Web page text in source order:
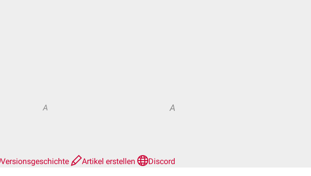
A A
Versionsgeschichte Artikel erstellen Discord